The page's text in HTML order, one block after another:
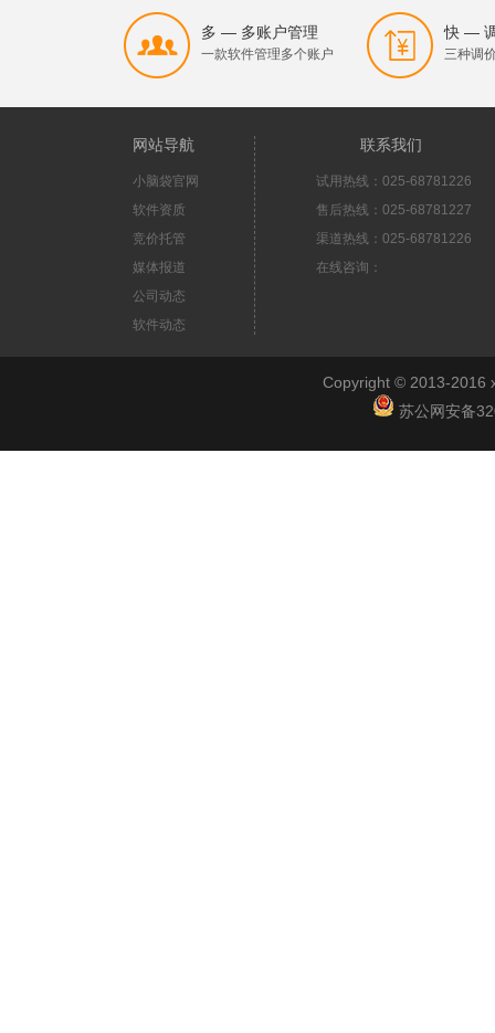
多 — 多账户管理
一款软件管理多个账户
快 —
三种调
网站导航
小脑袋官网
软件资质
竞价托管
媒体报道
公司动态
软件动态
联系我们
试用热线：025-68781226
售后热线：025-68781227
渠道热线：025-68781226
在线咨询：
Copyright © 2013-2016
苏公网安备